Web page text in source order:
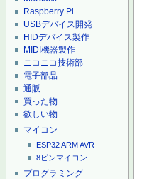
Raspberry Pi
USBデバイス開発
HIDデバイス製作
MIDI機器製作
ニコニコ技術部
電子部品
通販
買った物
欲しい物
マイコン
ESP32ARMAVR
8ピンマイコン
プログラミング